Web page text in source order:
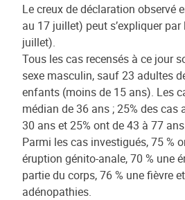
Le creux de déclaration observé
au 17 juillet) peut s’expliquer
juillet).
Tous les cas recensés à ce jour
sexe masculin, sauf 23 adultes
enfants (moins de 15 ans). Les
médian de 36 ans ; 25% des
30 ans et 25% ont de 43 à 77
Parmi les cas investigués, 75 %
éruption génito-anale, 70 % une
partie du corps, 76 % une fièvre
adénopathies.